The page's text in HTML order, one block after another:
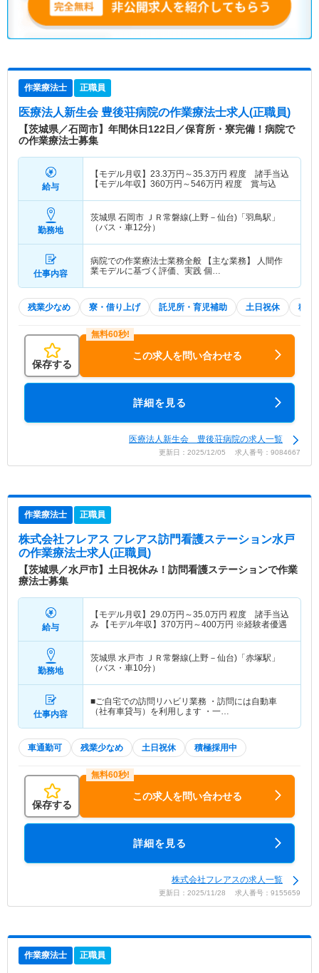
作業療法士 正職員
医療法人新生会 豊後荘病院の作業療法士求人(正職員)
【茨城県／石岡市】年間休日122日／保育所・寮完備！病院で
の作業療法士募集
給与
【モデル月収】 23.3万円～35.3万円 程度 諸手当込
【モデル年収】 360万円～546万円 程度 賞与込
勤務地
茨城県 石岡市 ＪＲ常磐線(上野－仙台)「羽鳥駅」
（バス・車12分）
仕事内容
病院での作業療法士業務全般 【主な業務】 人間作
業モデルに基づく評価、実践 個…
残業少なめ 寮・借り上げ 託児所・育児補助 土日祝休 積極
保存する
この求人を問い合わせる
詳細を見る
医療法人新生会 豊後荘病院の求人一覧
更新日：2025/12/05 求人番号：9084667
作業療法士 正職員
株式会社フレアス フレアス訪門看護ステーション水戸
の作業療法士求人(正職員)
【茨城県／水戸市】土日祝休み！訪問看護ステーションで作業
療法士募集
給与
【モデル月収】 29.0万円～35.0万円 程度 諸手当込
み 【モデル年収】 370万円～400万円 ※経験者優遇
勤務地
茨城県 水戸市 ＪＲ常磐線(上野－仙台)「赤塚駅」
（バス・車10分）
仕事内容
■ご自宅での訪問リハビリ業務 ・訪問には自動車
（社有車貸与）を利用します ・一…
車通勤可 残業少なめ 土日祝休 積極採用中
保存する
この求人を問い合わせる
詳細を見る
株式会社フレアスの求人一覧
更新日：2025/11/28 求人番号：9155659
作業療法士 正職員